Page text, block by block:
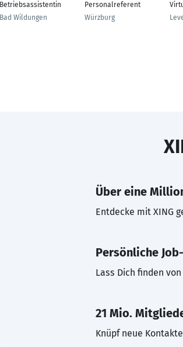
Betriebsassistentin
Bad Wildungen
Personalreferent
Würzburg
Über eine
Entdecke mit XING
Persönliche
Lass Dich finden
21 Mio.
Knüpf neue